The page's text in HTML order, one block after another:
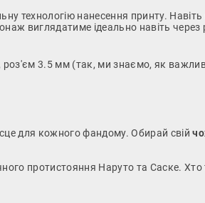
технологію нанесення принту.
виглядатиме ідеально навіть через
роз'єм 3.5 мм (так, ми знаємо, як
для кожного фандому. Обирай свій
протистояння Наруто та Саске.